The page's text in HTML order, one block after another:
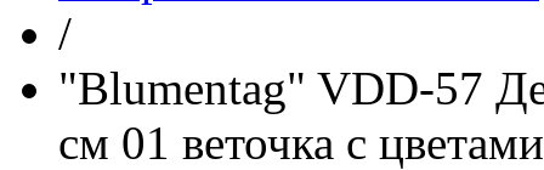
/
"Blumentag" VDD-57
см 01 веточка с цветами